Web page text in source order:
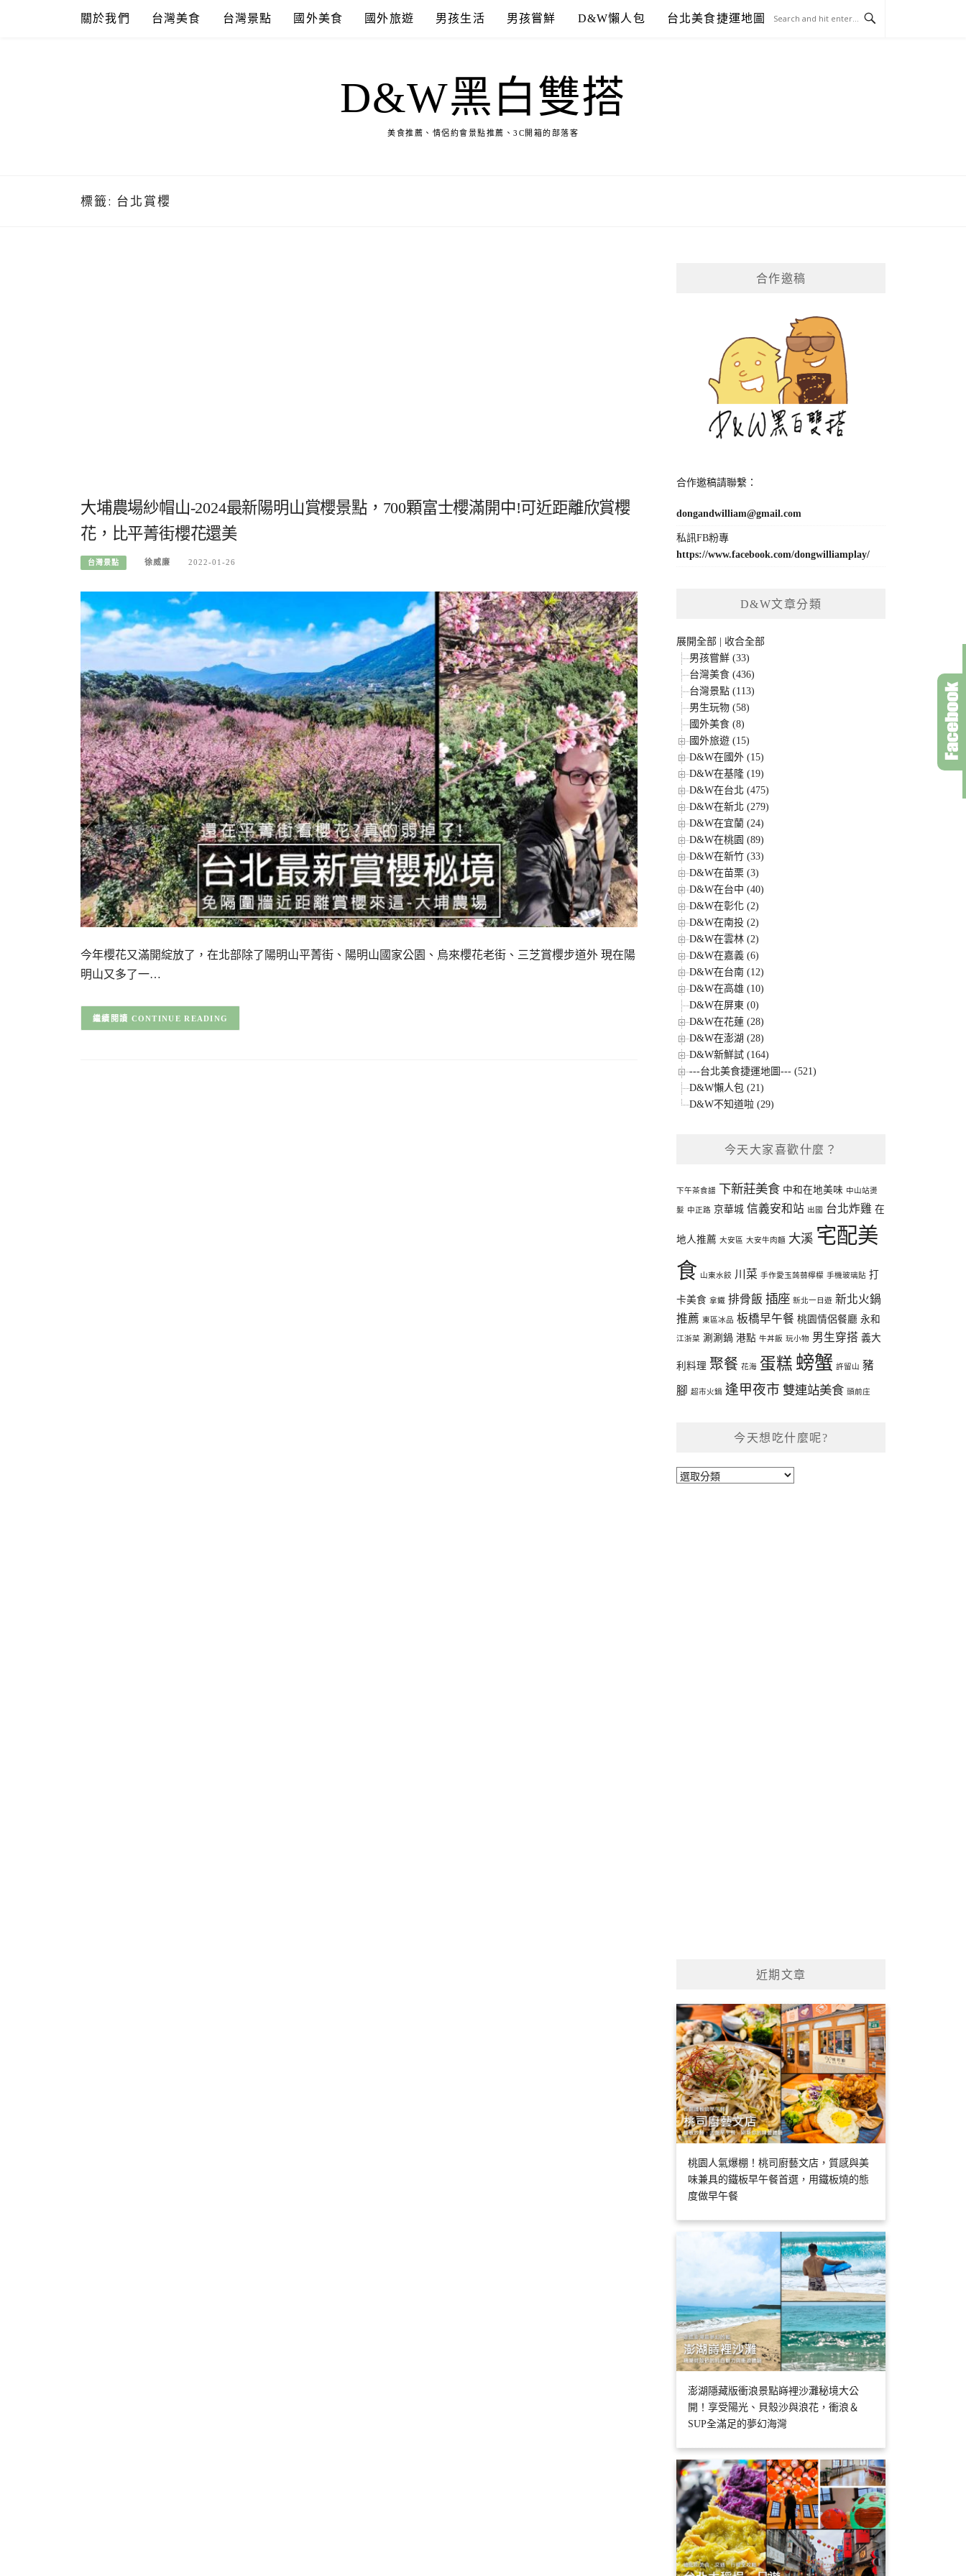
關於我們 台灣美食 台灣景點 國外美食 國外旅遊 男孩生活 男孩嘗鮮 D&W懶人包 台北美食捷運地圖
D&W黑白雙搭
美食推薦、情侶約會景點推薦、3C開箱的部落客
標籤: 台北賞櫻
大埔農場紗帽山-2024最新陽明山賞櫻景點，700顆富士櫻滿開中!可近距離欣賞櫻
花，比平菁街櫻花還美
台灣景點 徐威廉 2022-01-26
今年櫻花又滿開綻放了，在北部除了陽明山平菁街、陽明山國家公園、烏來櫻花老街、三芝賞櫻步道外 現在陽
明山又多了一…
CONTINUE READING
合作邀稿
合作邀稿請聯繫：
dongandwilliam@gmail.com
私訊FB粉專
https://www.facebook.com/dongwilliamplay/
D&W文章分類
展開全部
收合全部
男孩嘗鮮 (33)
台灣美食 (436)
台灣景點 (113)
男生玩物 (58)
國外美食 (8)
國外旅遊 (15)
D&W在國外 (15)
D&W在基隆 (19)
D&W在台北 (475)
D&W在新北 (279)
D&W在宜蘭 (24)
D&W在桃園 (89)
D&W在新竹 (33)
D&W在苗栗 (3)
D&W在台中 (40)
D&W在彰化 (2)
D&W在南投 (2)
D&W在雲林 (2)
D&W在嘉義 (6)
D&W在台南 (12)
D&W在高雄 (10)
D&W在屏東 (0)
D&W在花蓮 (28)
D&W在澎湖 (28)
D&W新鮮試 (164)
---台北美食捷運地圖--- (521)
D&W懶人包 (21)
D&W不知道啦 (29)
今天大家喜歡什麼？
下午茶食譜 下新莊美食 中和在地美味 中山站燙
髮 中正路 京華城 信義安和站 出國 台北炸雞 在
地人推薦 大安區 大安牛肉麵 大溪 宅配美
食 山東水餃 川菜 手作愛玉蒟蒻檸檬 手機玻璃貼 打
卡美食 拿鐵 排骨飯 插座 新北一日遊 新北火鍋
推薦 東區冰品 板橋早午餐 桃園情侶餐廳 永和
江浙菜 涮涮鍋 港點 牛丼飯 玩小物 男生穿搭 義大
利料理 聚餐 花海 蛋糕 螃蟹 許留山 豬
腳 超市火鍋 逢甲夜市 雙連站美食 頭前庄
今天想吃什麼呢?
今
近期文章
桃園人氣爆棚！桃司廚藝文店，質感與美
味兼具的鐵板早午餐首選，用鐵板燒的態
度做早午餐
澎湖隱藏版衝浪景點嵵裡沙灘秘境大公
開！享受陽光、貝殼沙與浪花，衝浪＆
SUP全滿足的夢幻海灣